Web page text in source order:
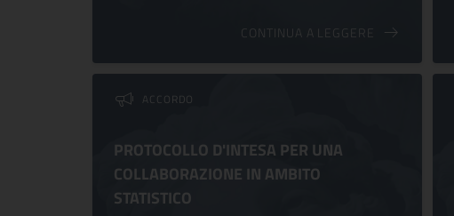
CONTINUA A LEGGERE
ACCORDO
PROTOCOLLO D'INTESA PER UNA
COLLABORAZIONE IN AMBITO
STATISTICO